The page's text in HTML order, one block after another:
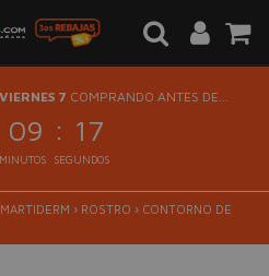
7 COMPRANDO ANTES DE...
09 : 17
MINUTOS SEGUNDOS
MARTIDERM › ROSTRO › CONTORNO DE